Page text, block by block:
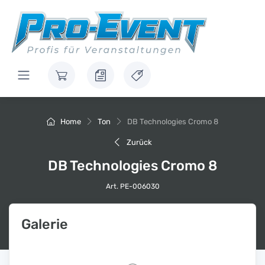
Home Ton DB Technologies Cromo 8
Zurück
DB Technologies Cromo 8
Art. PE-006030
Galerie